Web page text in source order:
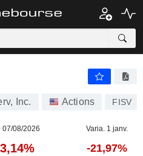
Inc. Actions FISV
07/08/2026 Varia. 1 janv.
-21,97%